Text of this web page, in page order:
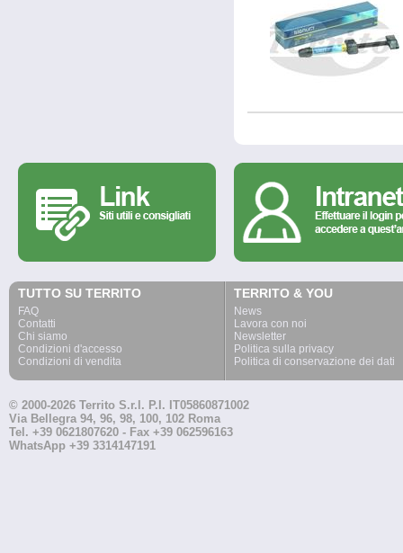
TUTTO SU TERRITO
FAQ
Contatti
Chi siamo
Condizioni d'accesso
Condizioni di vendita
TERRITO & YOU
News
Lavora con noi
Newsletter
Politica sulla privacy
Politica di conservazione dei dati
© 2000-2026 Territo S.r.l. P.I. IT05860871002
Via Bellegra 94, 96, 98, 100, 102 Roma
Tel. +39 0621807620 - Fax +39 062596163
WhatsApp +39 3314147191